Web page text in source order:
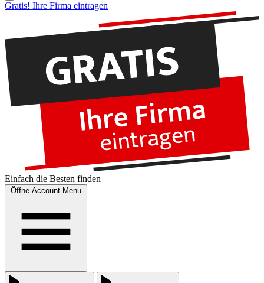
Gratis! Ihre Firma eintragen
Einfach die Besten finden
Öffne Account-Menu